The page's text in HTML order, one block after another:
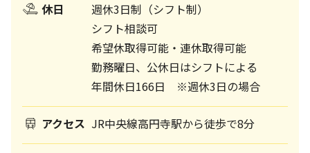
休日
週休3日制（シフト制）
シフト相談可
希望休取得可能・連休取得可能
勤務曜日、公休日はシフトによる
年間休日166日 ※週休3日の場合
アクセス JR中央線高円寺駅から徒歩で8分